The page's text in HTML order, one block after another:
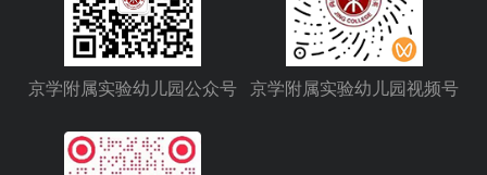
京学附属实验幼儿园公众号 京学附属实验幼儿园视频号